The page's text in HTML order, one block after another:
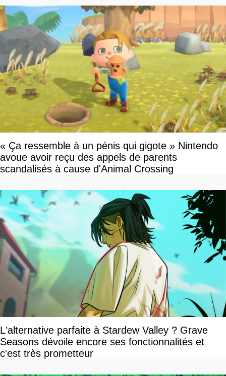
« Ça ressemble à un pénis qui gigote » Nintendo
avoue avoir reçu des appels de parents
scandalisés à cause d'Animal Crossing
L'alternative parfaite à Stardew Valley ? Grave
Seasons dévoile encore ses fonctionnalités et
c'est très prometteur